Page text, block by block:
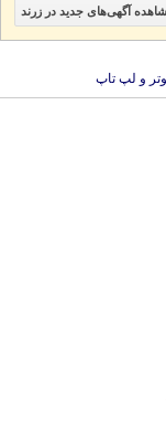
آگهی‌های جدید در زرند
و لپ تاپ